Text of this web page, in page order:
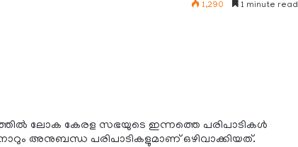
1,290 1 minute read
ലോക കേരള സഭയുടെ ഇന്നത്തെ പരിപാടികള്‍
അനുബന്ധ പരിപാടികളുമാണ് ഒഴിവാക്കിയത്.